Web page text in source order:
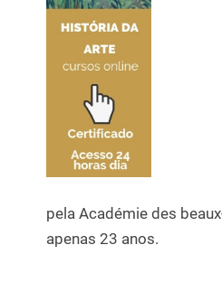
pela Académie des
apenas 23 anos.